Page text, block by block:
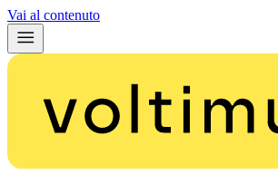
Vai al contenuto